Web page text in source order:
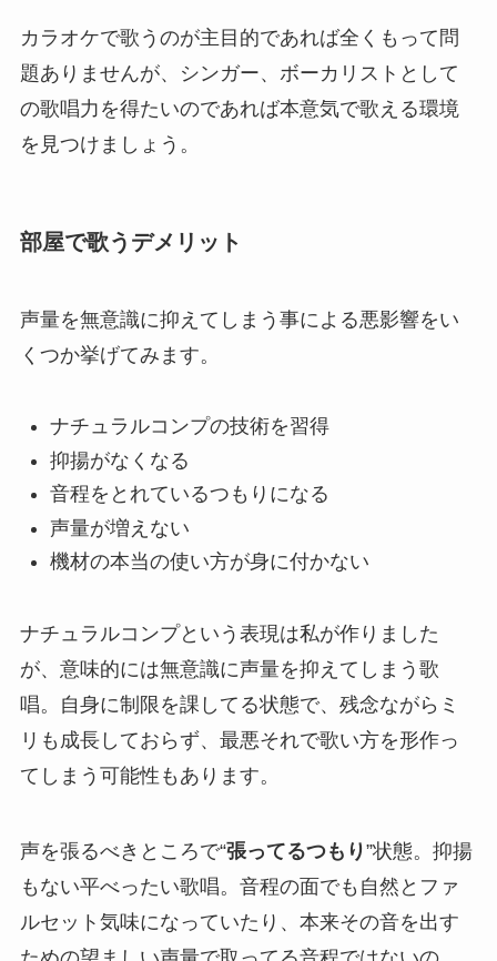
カラオケで歌うのが主目的であれば全くもって問
題ありませんが、シンガー、ボーカリストとして
の歌唱力を得たいのであれば本意気で歌える環境
を見つけましょう。
部屋で歌うデメリット
声量を無意識に抑えてしまう事による悪影響をい
くつか挙げてみます。
ナチュラルコンプの技術を習得
抑揚がなくなる
音程をとれているつもりになる
声量が増えない
機材の本当の使い方が身に付かない
ナチュラルコンプという表現は私が作りました
が、意味的には無意識に声量を抑えてしまう歌
唱。自身に制限を課してる状態で、残念ながらミ
リも成長しておらず、最悪それで歌い方を形作っ
てしまう可能性もあります。
声を張るべきところで“張ってるつもり”状態。抑揚
もない平べったい歌唱。音程の面でも自然とファ
ルセット気味になっていたり、本来その音を出す